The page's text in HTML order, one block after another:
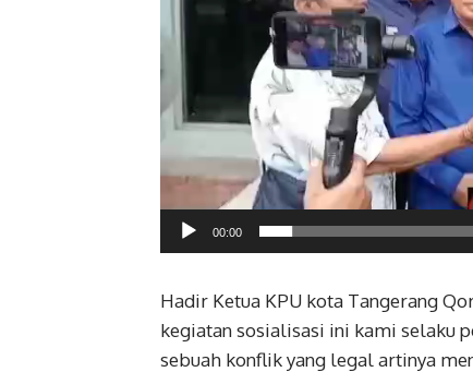
00:00
Hadir Ketua KPU kota Tangerang
kegiatan sosialisasi ini kami selaku
sebuah konflik yang legal artinya